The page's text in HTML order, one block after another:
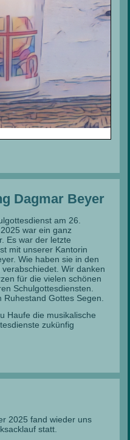
Dagmar Beyer
am 26.
war ein ganz
Es war der letzte
mit unserer Kantorin
Wie haben sie in den
verabschiedet. Wir danken
für die vielen schönen
Schulgottesdiensten.
Gottes Segen.
Haufe die musikalische
zukünfig
2025 fand wieder uns
statt.